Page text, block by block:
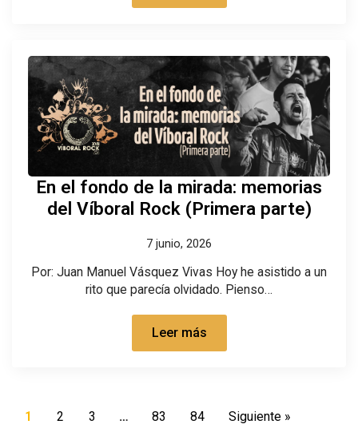
En el fondo de la mirada: memorias
del Víboral Rock (Primera parte)
7 junio, 2026
Por: Juan Manuel Vásquez Vivas Hoy he asistido a un
rito que parecía olvidado. Pienso…
Leer más
1 2 3 … 83 84 Siguiente »